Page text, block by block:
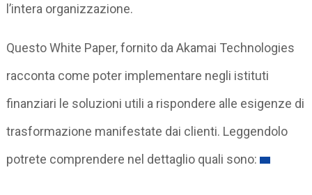
l’intera organizzazione.
Questo White Paper, fornito da Akamai Technologies
racconta come poter implementare negli istituti
finanziari le soluzioni utili a rispondere alle esigenze di
trasformazione manifestate dai clienti. Leggendolo
potrete comprendere nel dettaglio quali sono: